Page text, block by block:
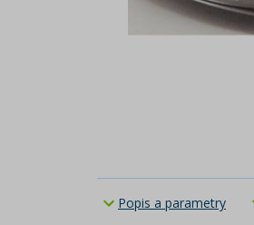
Popis a parametry